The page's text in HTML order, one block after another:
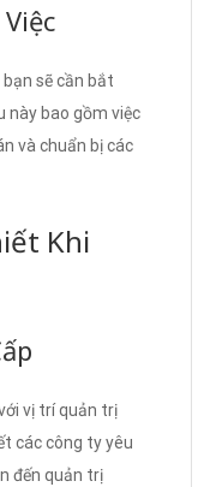
sẽ cần bắt
này bao gồm việc
và chuẩn bị các
Khi
vị trí quản trị
các công ty yêu
đến quản trị